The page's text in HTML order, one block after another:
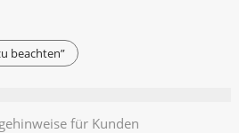
beachten”
für Kunden